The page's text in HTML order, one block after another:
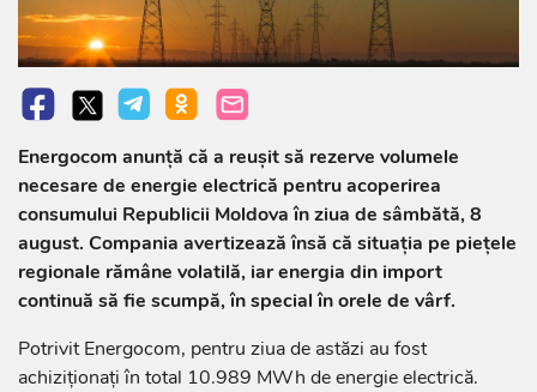
Energocom anunță că a reușit să rezerve volumele
necesare de energie electrică pentru acoperirea
consumului Republicii Moldova în ziua de sâmbătă, 8
august. Compania avertizează însă că situația pe piețele
regionale rămâne volatilă, iar energia din import
continuă să fie scumpă, în special în orele de vârf.
Potrivit Energocom, pentru ziua de astăzi au fost
achiziționați în total 10.989 MWh de energie electrică.